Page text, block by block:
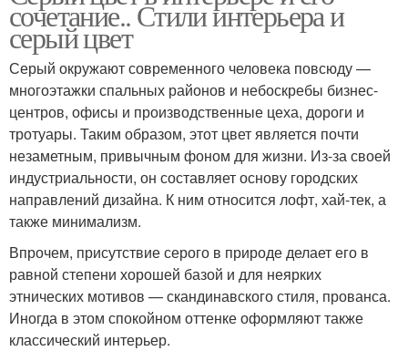
сочетание.. Стили интерьера и
серый цвет
Серый окружают современного человека повсюду —
многоэтажки спальных районов и небоскребы бизнес-
центров, офисы и производственные цеха, дороги и
тротуары. Таким образом, этот цвет является почти
незаметным, привычным фоном для жизни. Из-за своей
индустриальности, он составляет основу городских
направлений дизайна. К ним относится лофт, хай-тек, а
также минимализм.
Впрочем, присутствие серого в природе делает его в
равной степени хорошей базой и для неярких
этнических мотивов — скандинавского стиля, прованса.
Иногда в этом спокойном оттенке оформляют также
классический интерьер.